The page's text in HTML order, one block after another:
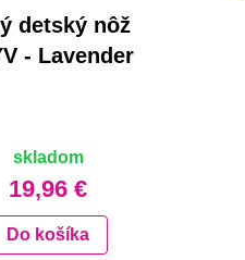
detský nôž
- Lavender
skladom
19,96 €
Do košíka